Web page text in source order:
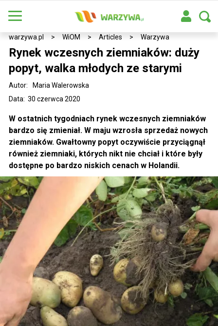
warzywa.pl > WiOM > Articles > Warzywa
Rynek wczesnych ziemniaków: duży
popyt, walka młodych ze starymi
Data: 30 czerwca 2020
Autor: Maria Walerowska
W ostatnich tygodniach rynek wczesnych ziemniaków
bardzo się zmieniał. W maju wzrosła sprzedaż nowych
ziemniaków. Gwałtowny popyt oczywiście przyciągnął
również ziemniaki, których nikt nie chciał i które były
dostępne po bardzo niskich cenach w Holandii.